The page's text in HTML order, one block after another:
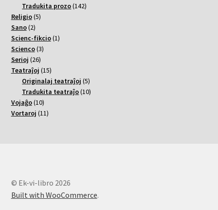
varoj
Tradukita prozo 142142
Religio 55
Sano 22
varoj
Scienc-fikcio 11
Scienco 33
Serioj 2626
varoj
Teatraĵoj 1515
varoj
Originalaj teatraĵoj 55
varoj
Tradukita teatraĵo 1010
Vojaĝo 1010
varoj
Vortaroj 1111
© Ek-vi-libro 2026
Built with WooCommerce.